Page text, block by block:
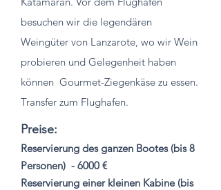
besuchen wir die legendären
Weingüter von Lanzarote, wo wir Wein
probieren und Gelegenheit haben
können Gourmet-Ziegenkäse zu essen.
Transfer zum Flughafen.
Preise:
Reservierung des ganzen Bootes (bis 8
Personen) - 6000 €
Reservierung einer kleinen Kabine (bis